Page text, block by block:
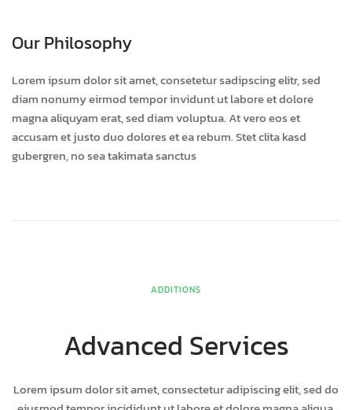
Our Philosophy
Lorem ipsum dolor sit amet, consetetur sadipscing elitr, sed
diam nonumy eirmod tempor invidunt ut labore et dolore
magna aliquyam erat, sed diam voluptua. At vero eos et
accusam et justo duo dolores et ea rebum. Stet clita kasd
gubergren, no sea takimata sanctus
ADDITIONS
Advanced Services
Lorem ipsum dolor sit amet, consectetur adipiscing elit, sed do